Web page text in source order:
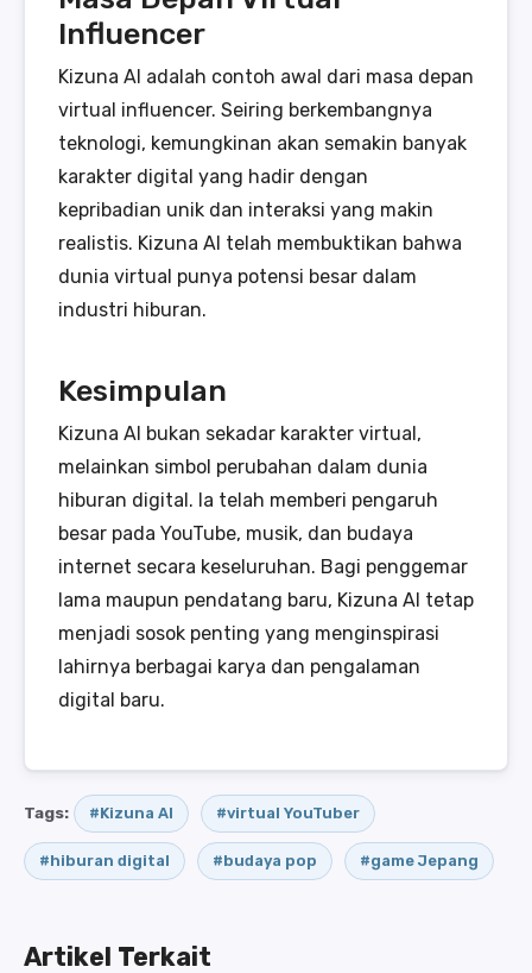
Influencer
Kizuna AI adalah contoh awal dari masa depan
virtual influencer. Seiring berkembangnya
teknologi, kemungkinan akan semakin banyak
karakter digital yang hadir dengan
kepribadian unik dan interaksi yang makin
realistis. Kizuna AI telah membuktikan bahwa
dunia virtual punya potensi besar dalam
industri hiburan.
Kesimpulan
Kizuna AI bukan sekadar karakter virtual,
melainkan simbol perubahan dalam dunia
hiburan digital. Ia telah memberi pengaruh
besar pada YouTube, musik, dan budaya
internet secara keseluruhan. Bagi penggemar
lama maupun pendatang baru, Kizuna AI tetap
menjadi sosok penting yang menginspirasi
lahirnya berbagai karya dan pengalaman
digital baru.
Tags: #Kizuna AI #virtual YouTuber
#hiburan digital #budaya pop #game Jepang
Artikel Terkait